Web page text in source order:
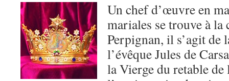
Un chef d’œuvre en
mariales se trouve à la
Perpignan, il s’agit de
l’évêque Jules de
la Vierge du retable